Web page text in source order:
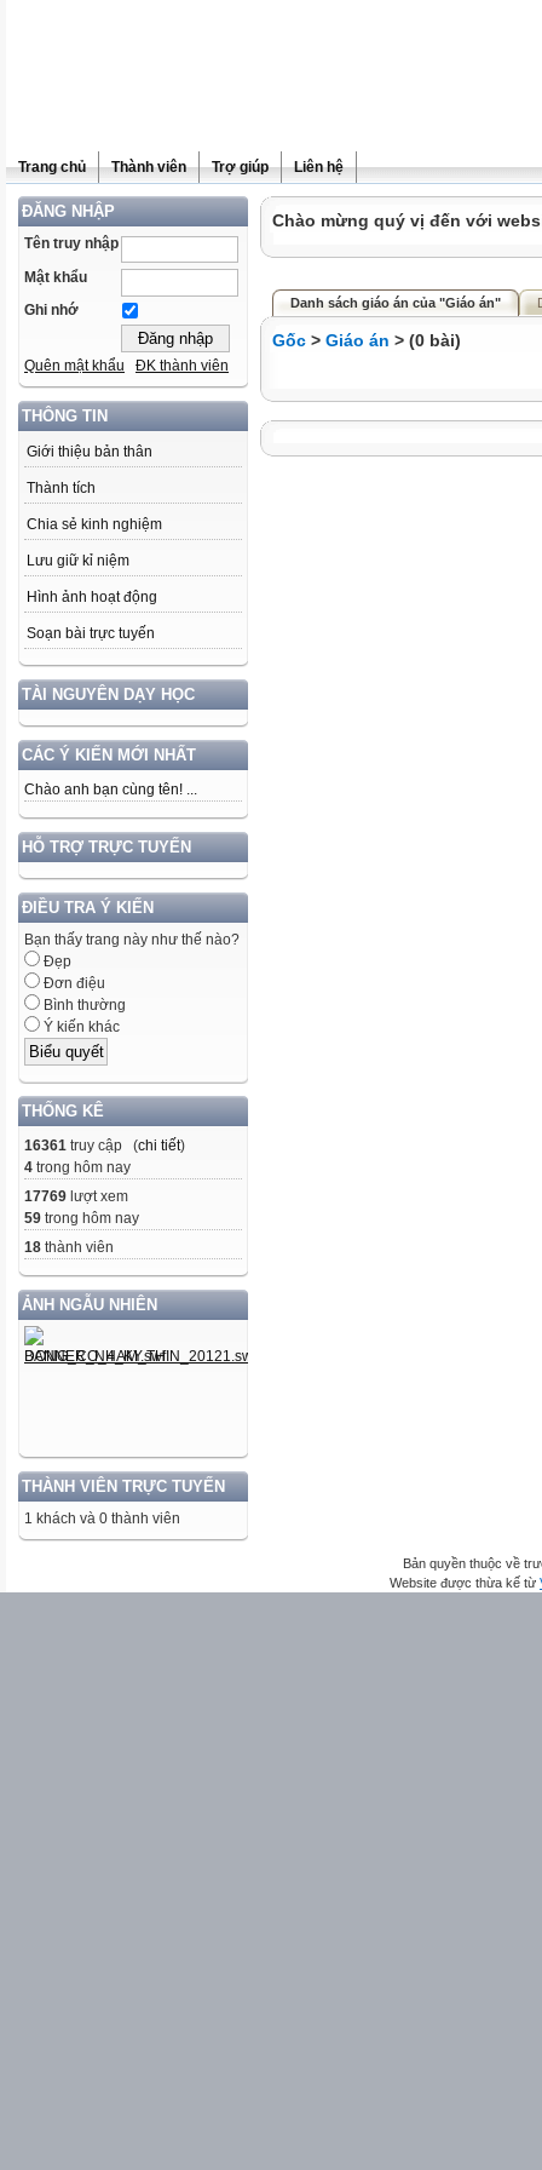
Trang chủ Thành viên Trợ giúp Liên hệ
ĐĂNG NHẬP
Tên truy nhập
Mật khẩu
Ghi nhớ
Quên mật khẩu ĐK thành viên
THÔNG TIN
Giới thiệu bản thân
Thành tích
Chia sẻ kinh nghiệm
Lưu giữ kỉ niệm
Hình ảnh hoạt động
Soạn bài trực tuyến
TÀI NGUYÊN DẠY HỌC
CÁC Ý KIẾN MỚI NHẤT
Chào anh bạn cùng tên! ...
HỖ TRỢ TRỰC TUYẾN
ĐIỀU TRA Ý KIẾN
Bạn thấy trang này như thế nào?
Đẹp
Đơn điệu
Bình thường
Ý kiến khác
THỐNG KÊ
16361 truy cập (chi tiết)
4 trong hôm nay
17769 lượt xem
59 trong hôm nay
18 thành viên
ẢNH NGẪU NHIÊN
THÀNH VIÊN TRỰC TUYẾN
1 khách và 0 thành viên
Chào mừng quý vị đến với
Danh sách giáo án của "Giáo án"
Gốc > Giáo án > (0 bài)
Bản quyền thuộc về
Website được thừa kế từ